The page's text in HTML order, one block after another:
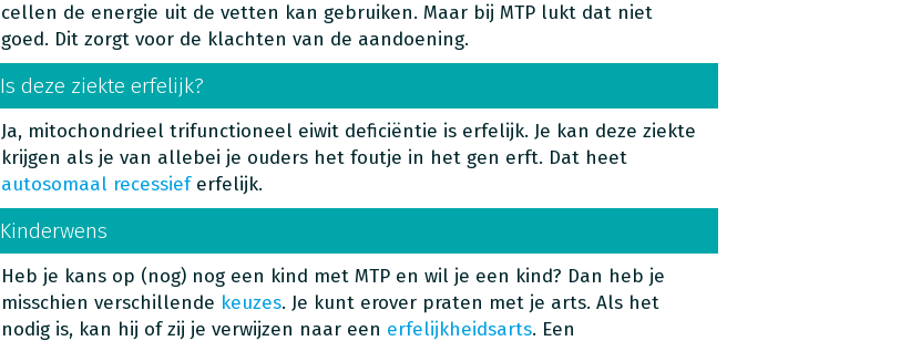
cellen de energie uit de vetten kan gebruiken. Maar bij MTP lukt dat niet
goed. Dit zorgt voor de klachten van de aandoening.
Is deze ziekte erfelijk?
Ja, mitochondrieel trifunctioneel eiwit deficiëntie is erfelijk. Je kan deze ziekte
krijgen als je van allebei je ouders het foutje in het gen erft. Dat heet
autosomaal recessieferfelijk.
Kinderwens
Heb je kans op (nog) nog een kind met MTP en wil je een kind? Dan heb je
misschien verschillende keuzes. Je kunt erover praten met je arts. Als het
nodig is, kan hij of zij je verwijzen naar een erfelijkheidsarts. Een